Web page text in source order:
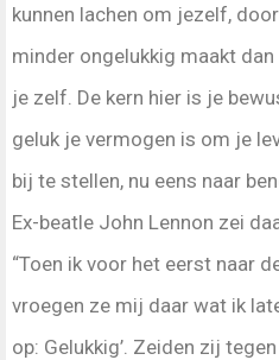
kunnen lachen om jezelf,
minder ongelukkig maakt
je zelf. De kern hier is je
geluk je vermogen is om je
bij te stellen, nu eens naar
Ex-beatle John Lennon zei
“Toen ik voor het eerst naar
vroegen ze mij daar wat ik
op: Gelukkig’. Zeiden zij